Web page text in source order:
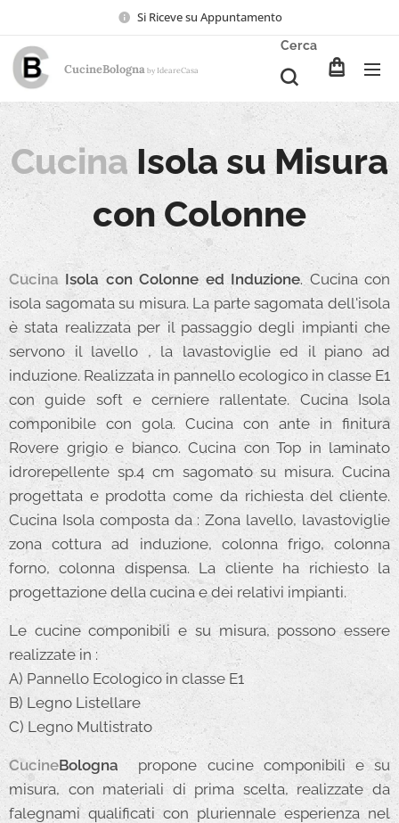
Si Riceve su Appuntamento
CucineBologna by IdeareCasa
Cerca
Cucina Isola su Misura
con Colonne
Cucina Isola con Colonne ed Induzione. Cucina con
isola sagomata su misura. La parte sagomata dell'isola
è stata realizzata per il passaggio degli impianti che
servono il lavello , la lavastoviglie ed il piano ad
induzione. Realizzata in pannello ecologico in classe E1
con guide soft e cerniere rallentate. Cucina Isola
componibile con gola. Cucina con ante in finitura
Rovere grigio e bianco. Cucina con Top in laminato
idrorepellente sp.4 cm sagomato su misura. Cucina
progettata e prodotta come da richiesta del cliente.
Cucina Isola composta da : Zona lavello, lavastoviglie
zona cottura ad induzione, colonna frigo, colonna
forno, colonna dispensa. La cliente ha richiesto la
progettazione della cucina e dei relativi impianti.
Le cucine componibili e su misura, possono essere
realizzate in :
A) Pannello Ecologico in classe E1
B) Legno Listellare
C) Legno Multistrato
CucineBologna propone cucine componibili e su
misura, con materiali di prima scelta, realizzate da
falegnami qualificati con pluriennale esperienza nel